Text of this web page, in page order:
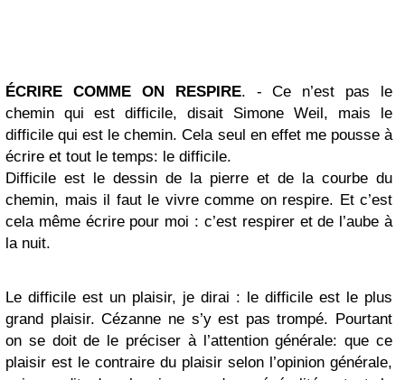
ÉCRIRE COMME ON RESPIRE. - Ce n’est pas le
chemin qui est difficile, disait Simone Weil, mais le
difficile qui est le chemin. Cela seul en effet me pousse à
écrire et tout le temps: le difficile.
Difficile est le dessin de la pierre et de la courbe du
chemin, mais il faut le vivre comme on respire. Et c’est
cela même écrire pour moi : c’est respirer et de l’aube à
la nuit.
Le difficile est un plaisir, je dirai : le difficile est le plus
grand plaisir. Cézanne ne s’y est pas trompé. Pourtant
on se doit de le préciser à l’attention générale: que ce
plaisir est le contraire du plaisir selon l’opinion générale,